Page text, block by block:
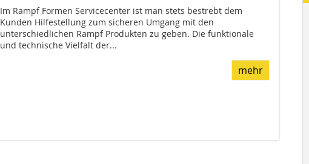
Im Rampf Formen Servicecenter ist man stets bestrebt dem
Kunden Hilfestellung zum sicheren Umgang mit den
unterschiedlichen Rampf Produkten zu geben. Die funktionale
und technische Vielfalt der...
mehr